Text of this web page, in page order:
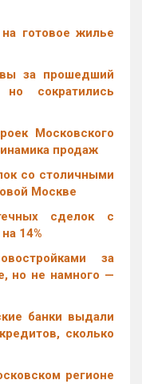
готовое жилье
за прошедший
сократились
Московского
продаж
со столичными
Москве
сделок с
14%
за
но не намного —
банки выдали
сколько
регионе